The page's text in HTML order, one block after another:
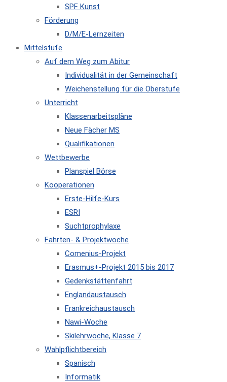
SPF Kunst
Förderung
D/M/E-Lernzeiten
Mittelstufe
Auf dem Weg zum Abitur
Individualität in der Gemeinschaft
Weichenstellung für die Oberstufe
Unterricht
Klassenarbeitspläne
Neue Fächer MS
Qualifikationen
Wettbewerbe
Planspiel Börse
Kooperationen
Erste-Hilfe-Kurs
ESRI
Suchtprophylaxe
Fahrten- & Projektwoche
Comenius-Projekt
Erasmus+-Projekt 2015 bis 2017
Gedenkstättenfahrt
Englandaustausch
Frankreichaustausch
Nawi-Woche
Skilehrwoche, Klasse 7
Wahlpflichtbereich
Spanisch
Informatik